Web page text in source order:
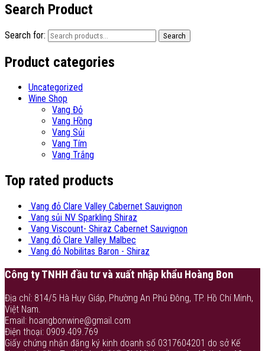
Search Product
Search for: Search
Product categories
Uncategorized
Wine Shop
Vang Đỏ
Vang Hồng
Vang Sủi
Vang Tím
Vang Trắng
Top rated products
Vang đỏ Clare Valley Cabernet Sauvignon
Vang sủi NV Sparkling Shiraz
Vang Viscount- Shiraz Cabernet Sauvignon
Vang đỏ Clare Valley Malbec
Vang đỏ Nobilitas Baron - Shiraz
Công ty TNHH đầu tư và xuất nhập khẩu Hoàng Bon
Địa chỉ: 814/5 Hà Huy Giáp, Phường An Phú Đông, TP. Hồ Chí Minh,
Việt Nam.
Email: hoangbonwine@gmail.com
Điện thoại: 0909.409.769
Giấy chứng nhận đăng ký kinh doanh số 0317604201 do sở Kế